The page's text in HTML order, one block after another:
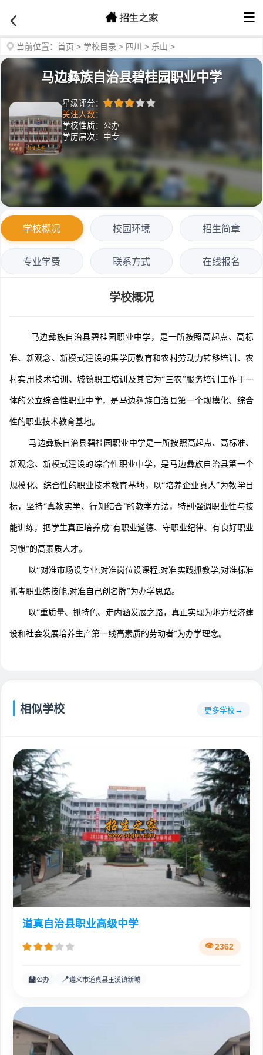
☰
当前位置： 首页 > 学校目录 > 四川 > 乐山 >
马边彝族自治县碧桂园职业中学
星级评分：
关注人数：
学校性质：公办
学历层次：中专
学校概况 校园环境 招生简章
专业学费 联系方式 在线报名
学校概况
马边彝族自治县碧桂园职业中学，是一所按照高起点、高标
准、新观念、新模式建设的集学历教育和农村劳动力转移培训、农
村实用技术培训、城镇职工培训及其它为“三农”服务培训工作于一
体的公立综合性职业中学，是马边彝族自治县第一个规模化、综合
性的职业技术教育基地。
马边彝族自治县碧桂园职业中学是一所按照高起点、高标准、
新观念、新模式建设的综合性职业中学，是马边彝族自治县第一个
规模化、综合性的职业技术教育基地，以“培养企业真人”为教学目
标，坚持“真教实学、行知结合”的教学方法，特别强调职业性与技
能训练，把学生真正培养成“有职业道德、守职业纪律、有良好职业
习惯”的高素质人才。
以“对准市场设专业;对准岗位设课程;对准实践抓教学;对准标准
抓考职业练技能;对准自己创名牌”为办学思路。
以“重质量、抓特色、走内涵发展之路，真正实现为地方经济建
设和社会发展培养生产第一线高素质的劳动者”为办学理念。
相似学校 更多学校
道真自治县职业高级中学
2362
🏫公办 📍遵义市道真县玉溪镇新城